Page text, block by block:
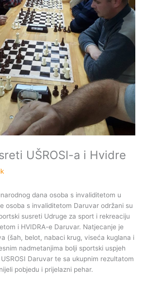
UŠROSI-a i Hvidre
dana osoba s invaliditetom u
osoba s invaliditetom Daruvar održani su
susreti Udruge za sport i rekreaciju
i HVIDRA-e Daruvar. Natjecanje je
(šah, belot, nabaci krug, viseća kuglana i
nadmetanjima bolji sportski uspjeh
Daruvar te sa ukupnim rezultatom
pobjedu i prijelazni pehar.